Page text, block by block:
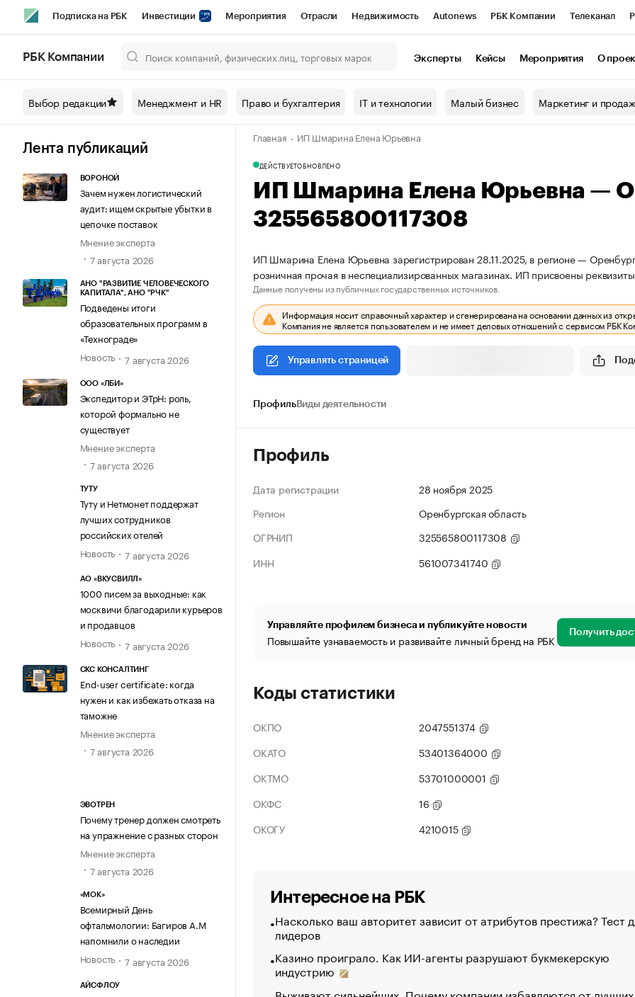
Подписка на РБК Инвестиции Мероприятия Отрасли Недвижимость Autonews РБК Компании Телеканал
Спецпроекты СПб Конференции СПб Спецпроекты Проверка контрагентов
Технологии и медиа Рынок наличной валюты
РБК Компании Эксперты Кейсы Мероприятия О
Выбор редакции Менеджмент и HR Право и бухгалтерия IT и технологии Малый бизнес Маркетинг и
Лента публикаций
ВОРОНОЙ
Зачем нужен логистический
аудит: ищем скрытые убытки в
цепочке поставок
Мнение эксперта
7 августа 2026
АНО "РАЗВИТИЕ ЧЕЛОВЕЧЕСКОГО
КАПИТАЛА", АНО "РЧК"
Подведены итоги
образовательных программ в
«Технограде»
Новость
7 августа 2026
ООО «ЛБИ»
Экспедитор и ЭТрН: роль,
которой формально не
существует
Мнение эксперта
7 августа 2026
ТУТУ
Туту и Нетмонет поддержат
лучших сотрудников
российских отелей
Новость
7 августа 2026
АО «ВКУСВИЛЛ»
1000 писем за выходные: как
москвичи благодарили курьеров
и продавцов
Новость
7 августа 2026
СКС КОНСАЛТИНГ
End-user certificate: когда
нужен и как избежать отказа на
таможне
Мнение эксперта
7 августа 2026
ЭВОТРЕН
Почему тренер должен смотреть
на упражнение с разных сторон
Мнение эксперта
7 августа 2026
«МОК»
Всемирный День
офтальмологии: Багиров А.М
напомнили о наследии
Новость
7 августа 2026
АЙСФЛОУ
Главная ИП Шмарина Елена Юрьевна
ДЕЙСТВУЕТОБНОВЛЕНО
ИП Шмарина Елена Юрьевна —
325565800117308
ИП Шмарина Елена Юрьевна зарегистрирован 28.11.2025, в регионе —
розничная прочая в неспециализированных магазинах. ИП присвоены
Данные получены из публичных государственных источников.
Информация носит справочный характер и сгенерирована на основании данных из
Компания не является пользователем и не имеет деловых отношений с сервисом РБК
Управлять страницей
ПрофильВиды деятельности
Профиль
Дата регистрации
28 ноября 2025
Регион
Оренбургская область
ОГРНИП
325565800117308
ИНН
561007341740
Управляйте профилем бизнеса и публикуйте новости
Повышайте узнаваемость и развивайте личный бренд на РБК Получить
Коды статистики
ОКПО
2047551374
ОКАТО
53401364000
ОКТМО
53701000001
ОКФС
16
ОКОГУ
4210015
Интересное на РБК
Насколько ваш авторитет зависит от атрибутов престижа? Тест
лидеров
Казино проиграло. Как ИИ-агенты разрушают букмекерскую
индустрию